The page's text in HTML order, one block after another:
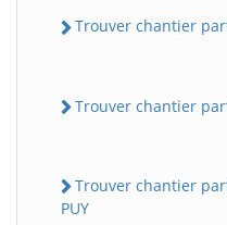
Trouver chantier
Trouver chantier
Trouver chantier
PUY